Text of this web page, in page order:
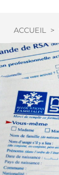
ACCUEIL >